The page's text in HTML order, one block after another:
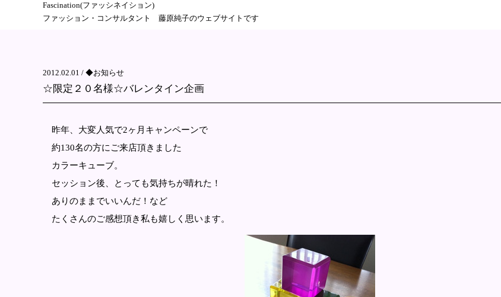
Fascination(ファッシネイション)
ファッション・コンサルタント 藤原純子のウェブサイトです
2012.02.01 / ◆お知らせ
☆限定２０名様☆バレンタイン企画
昨年、大変人気で2ヶ月キャンペーンで
約130名の方にご来店頂きました
カラーキューブ。
セッション後、とっても気持ちが晴れた！
ありのままでいいんだ！など
たくさんのご感想頂き私も嬉しく思います。